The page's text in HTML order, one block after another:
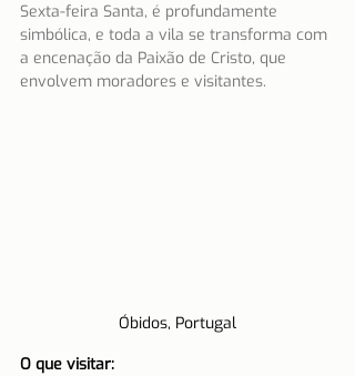
Sexta-feira Santa, é profundamente
simbólica, e toda a vila se transforma com
a encenação da Paixão de Cristo, que
envolvem moradores e visitantes.
Óbidos, Portugal
O que visitar: